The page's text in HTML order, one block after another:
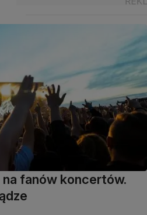
na fanów koncertów.